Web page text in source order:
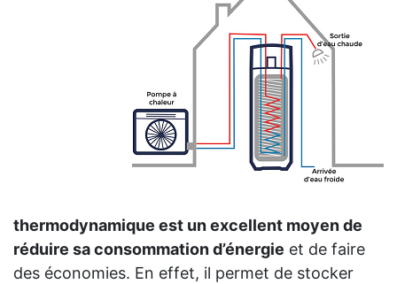
thermodynamique est un excellent moyen de
réduire sa consommation d’énergie et de faire
des économies. En effet, il permet de stocker